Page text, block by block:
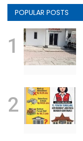
Lampung
POPULAR POSTS
1
2